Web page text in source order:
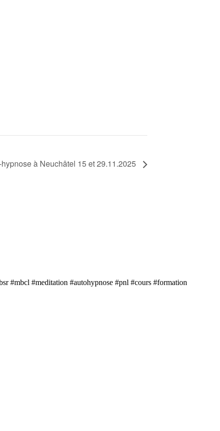
hypnose à Neuchâtel 15 et 29.11.2025
#mbcl #meditation #autohypnose #pnl #cours #formation